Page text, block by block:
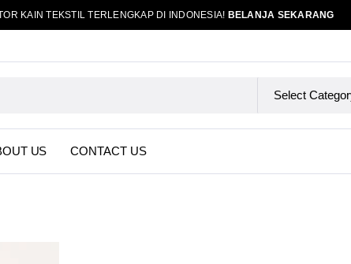
KAIN TEKSTIL TERLENGKAP DI INDONESIA! BELANJA SEKARANG
US CONTACT US